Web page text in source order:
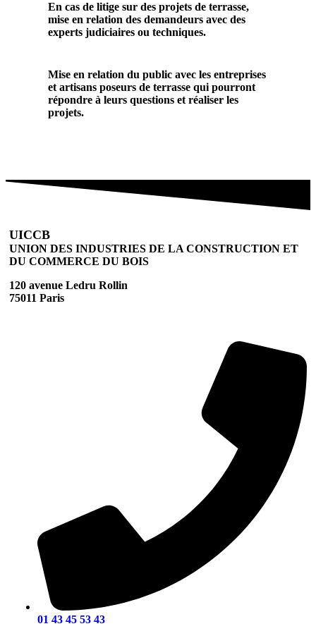
En cas de litige sur des projets de terrasse,
mise en relation des demandeurs avec des
experts judiciaires ou techniques.
Mise en relation du public avec les entreprises
et artisans poseurs de terrasse qui pourront
répondre à leurs questions et réaliser les
projets.
UICCB
UNION DES INDUSTRIES DE LA CONSTRUCTION ET
DU COMMERCE DU BOIS
120 avenue Ledru Rollin
75011 Paris
01 43 45 53 43